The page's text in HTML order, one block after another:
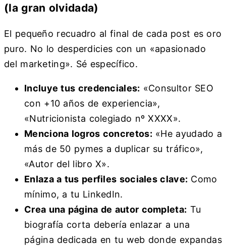
(la gran olvidada)
El pequeño recuadro al final de cada post es oro
puro. No lo desperdicies con un «apasionado
del marketing». Sé específico.
Incluye tus credenciales: «Consultor SEO
con +10 años de experiencia»,
«Nutricionista colegiado nº XXXX».
Menciona logros concretos: «He ayudado a
más de 50 pymes a duplicar su tráfico»,
«Autor del libro X».
Enlaza a tus perfiles sociales clave: Como
mínimo, a tu LinkedIn.
Crea una página de autor completa: Tu
biografía corta debería enlazar a una
página dedicada en tu web donde expandas